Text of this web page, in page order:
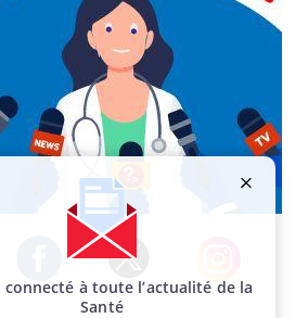
Facebook Twitter Instagram
connecté à toute l’actualité de la
Santé